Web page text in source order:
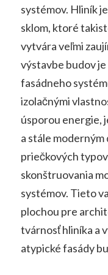
systémov. Hliník
sklom, ktoré
vytvára veľmi
výstavbe budov
fasádneho
izolačnými
úsporou energie,
a stále
priečkových
skonštruovania
systémov. Tieto
plochou pre
tvárnosť hliníka a
atypické fasády